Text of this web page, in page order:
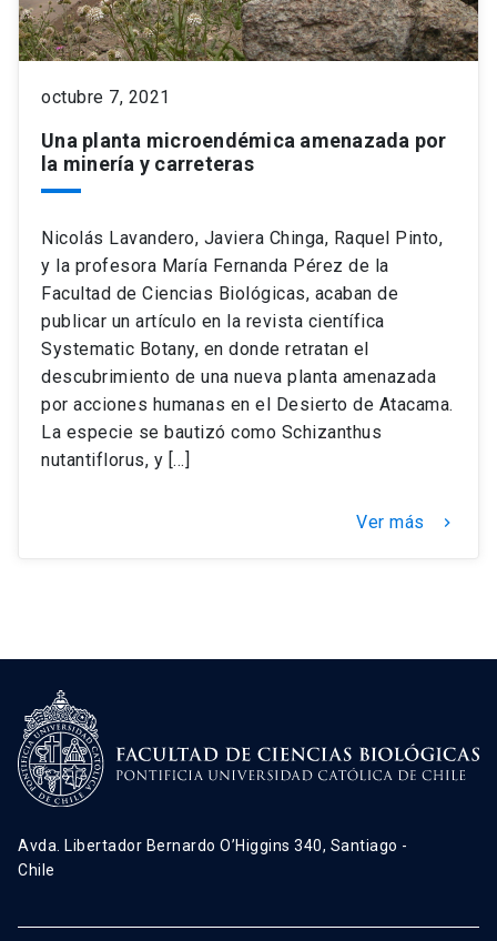
octubre 7, 2021
Una planta microendémica amenazada por
la minería y carreteras
Nicolás Lavandero, Javiera Chinga, Raquel Pinto,
y la profesora María Fernanda Pérez de la
Facultad de Ciencias Biológicas, acaban de
publicar un artículo en la revista científica
Systematic Botany, en donde retratan el
descubrimiento de una nueva planta amenazada
por acciones humanas en el Desierto de Atacama.
La especie se bautizó como Schizanthus
nutantiflorus, y […]
Ver más keyboard_arrow_right
Avda. Libertador Bernardo O’Higgins 340, Santiago -
Chile